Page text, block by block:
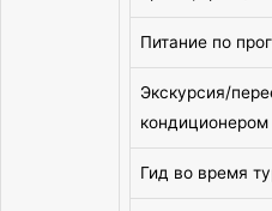
Питание по
Экскурсия/
кондиционером
Гид во время